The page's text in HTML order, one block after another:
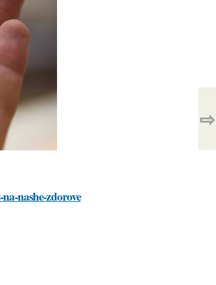
nashe-zdorove
⇨